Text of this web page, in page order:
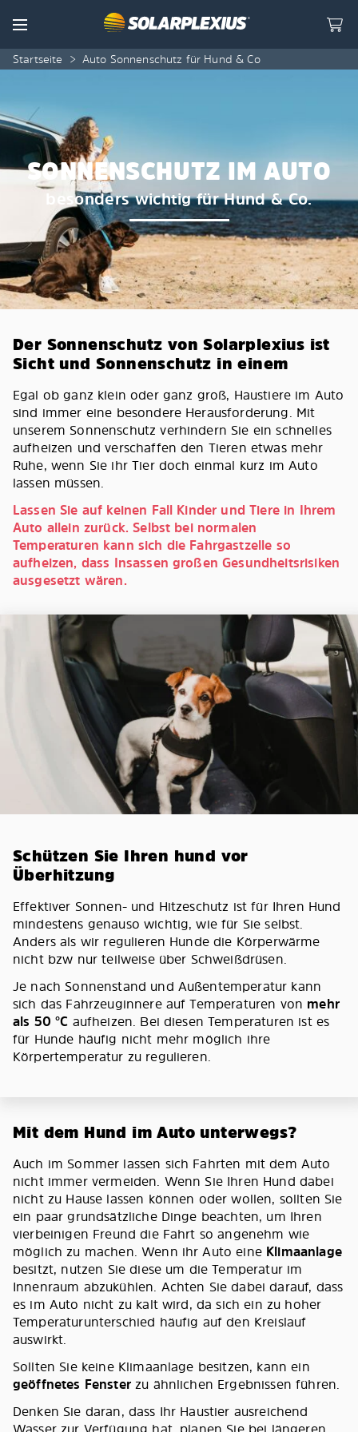
Menu
Startseite > Auto Sonnenschutz für Hund & Co
SONNENSCHUTZ IM AUTO
besonders wichtig für Hund & Co.
Der Sonnenschutz von Solarplexius ist
Sicht und Sonnenschutz in einem
Egal ob ganz klein oder ganz groß, Haustiere im Auto
sind immer eine besondere Herausforderung. Mit
unserem Sonnenschutz verhindern Sie ein schnelles
aufheizen und verschaffen den Tieren etwas mehr
Ruhe, wenn Sie ihr Tier doch einmal kurz im Auto
lassen müssen.
Lassen Sie auf keinen Fall Kinder und Tiere in Ihrem
Auto allein zurück. Selbst bei normalen
Temperaturen kann sich die Fahrgastzelle so
aufheizen, dass Insassen großen Gesundheitsrisiken
ausgesetzt wären.
Schützen Sie Ihren hund vor
Überhitzung
Effektiver Sonnen- und Hitzeschutz ist für Ihren Hund
mindestens genauso wichtig, wie für Sie selbst.
Anders als wir regulieren Hunde die Körperwärme
nicht bzw nur teilweise über Schweißdrüsen.
Je nach Sonnenstand und Außentemperatur kann
sich das Fahrzeuginnere auf Temperaturen von mehr
als 50 °C aufheizen. Bei diesen Temperaturen ist es
für Hunde häufig nicht mehr möglich ihre
Körpertemperatur zu regulieren.
Mit dem Hund im Auto unterwegs?
Auch im Sommer lassen sich Fahrten mit dem Auto
nicht immer vermeiden. Wenn Sie Ihren Hund dabei
nicht zu Hause lassen können oder wollen, sollten Sie
ein paar grundsätzliche Dinge beachten, um Ihren
vierbeinigen Freund die Fahrt so angenehm wie
möglich zu machen. Wenn ihr Auto eine Klimaanlage
besitzt, nutzen Sie diese um die Temperatur im
Innenraum abzukühlen. Achten Sie dabei darauf, dass
es im Auto nicht zu kalt wird, da sich ein zu hoher
Temperaturunterschied häufig auf den Kreislauf
auswirkt.
Sollten Sie keine Klimaanlage besitzen, kann ein
geöffnetes Fensterzu ähnlichen Ergebnissen führen.
Denken Sie daran, dass Ihr Haustier ausreichend